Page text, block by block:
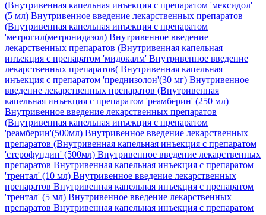
(Внутривенная капельная инъекция с препаратом 'мексидол'
(5 мл) Внутривенное введение лекарственных препаратов
(Внутривенная капельная инъекция с препаратом
'метрогил(метронидазол) Внутривенное введение
лекарственных препаратов (Внутривенная капельная
инъекция с препаратом 'мидокалм' Внутривенное введение
лекарственных препаратов( Внутривенная капельная
инъекция с препаратом 'преднизолон'(30 мг) Внутривенное
введение лекарственных препаратов (Внутривенная
капельная инъекция с препаратом 'реамберин' (250 мл)
Внутривенное введение лекарственных препаратов
(Внутривенная капельная инъекция с препаратом
'реамберин'(500мл) Внутривенное введение лекарственных
препаратов (Внутривенная капельная инъекция с препаратом
'стерофундин' (500мл) Внутривенное введение лекарственных
препаратов Внутривенная капельная инъекция с препаратом
'трентал' (10 мл) Внутривенное введение лекарственных
препаратов Внутривенная капельная инъекция с препаратом
'трентал' (5 мл) Внутривенное введение лекарственных
препаратов Внутривенная капельная инъекция с препаратом